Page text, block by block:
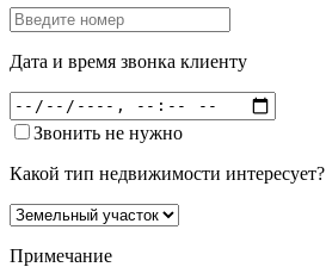
Дата и время звонка клиенту
Звонить не нужно
Какой тип недвижимости интересует?
Примечание